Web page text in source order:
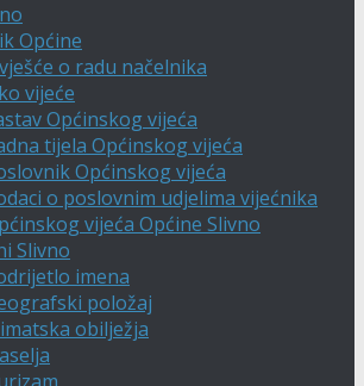
Općine
o radu načelnika
vijeće
Općinskog vijeća
tijela Općinskog vijeća
Općinskog vijeća
o poslovnim udjelima vijećnika
vijeća Općine Slivno
Slivno
imena
položaj
obilježja